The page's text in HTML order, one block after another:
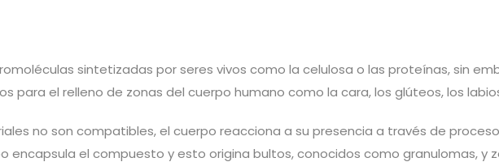
sintetizadas por seres vivos como la celulosa o las proteínas, sin
para el relleno de zonas del cuerpo humano como la cara, los glúteos, los
no son compatibles, el cuerpo reacciona a su presencia a través de
encapsula el compuesto y esto origina bultos, conocidos como granulomas, y